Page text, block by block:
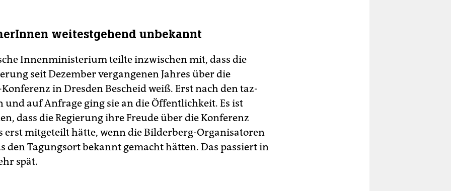
weitestgehend unbekannt
Innenministerium teilte inzwischen mit, dass die
seit Dezember vergangenen Jahres über die
in Dresden Bescheid weiß. Erst nach den taz-
und auf Anfrage ging sie an die Öffentlichkeit. Es ist
dass die Regierung ihre Freude über die Konferenz
erst mitgeteilt hätte, wenn die Bilderberg-Organisatoren
den Tagungsort bekannt gemacht hätten. Das passiert in
spät.